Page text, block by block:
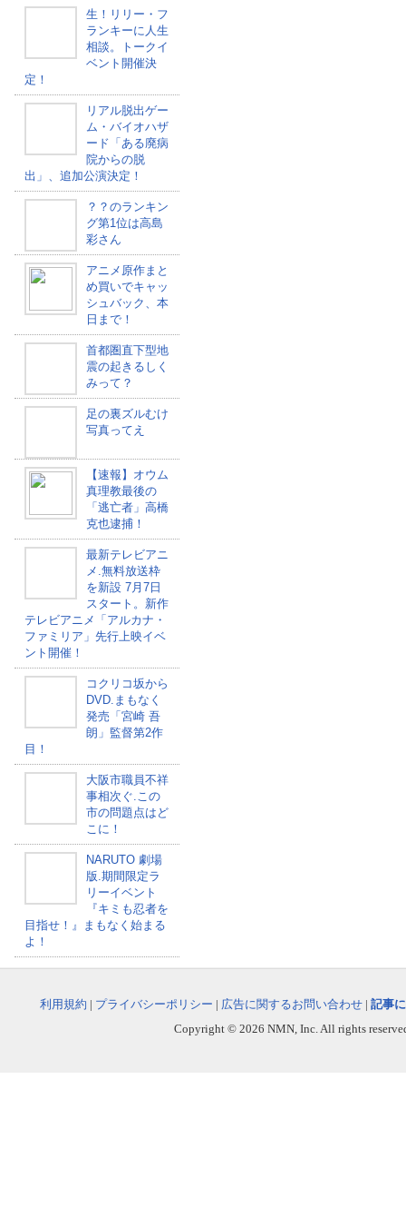
生！リリー・フ
ランキーに人生
相談。トークイ
ベント開催決
定！
リアル脱出ゲー
ム・バイオハザ
ード「ある廃病
院からの脱
出」、追加公演決定！
？？のランキン
グ第1位は高島
彩さん
アニメ原作まと
め買いでキャッ
シュバック、本
日まで！
首都圏直下型地
震の起きるしく
みって？
足の裏ズルむけ
写真ってえ
【速報】オウム
真理教最後の
「逃亡者」高橋
克也逮捕！
最新テレビアニ
メ.無料放送枠
を新設 7月7日
スタート。新作
テレビアニメ「アルカナ・
ファミリア」先行上映イベ
ント開催！
コクリコ坂から
DVD.まもなく
発売「宮崎 吾
朗」監督第2作
目！
大阪市職員不祥
事相次ぐ.この
市の問題点はど
こに！
NARUTO 劇場
版.期間限定ラ
リーイベント
『キミも忍者を
目指せ！』まもなく始まる
よ！
利用規約 | プライバシーポリシー | 広告に関するお問い合わせ | 記事
Copyright © 2026 NMN, Inc. All rights